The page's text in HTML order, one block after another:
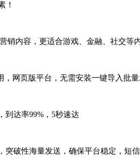
！
销内容，更适合游戏、金融、社交等
网页版平台，无需安装一键导入批
到达率99%，5秒速达
破性海量发送，确保平台稳定，短